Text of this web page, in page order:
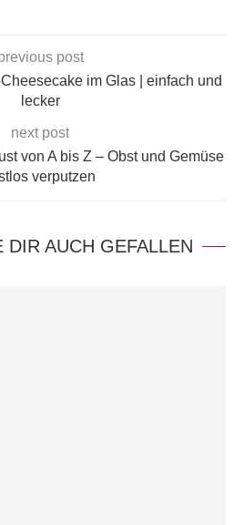
post
im Glas | einfach und
lecker
next post
von A bis Z – Obst und Gemüse
verputzen
DIR AUCH GEFALLEN